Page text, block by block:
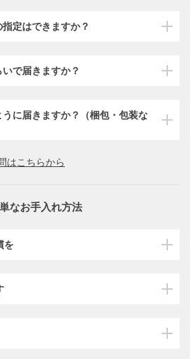
定はできますか？
で届きますか？
に届きますか？（梱包・包装な
はこちらから
なお手入れ方法
を